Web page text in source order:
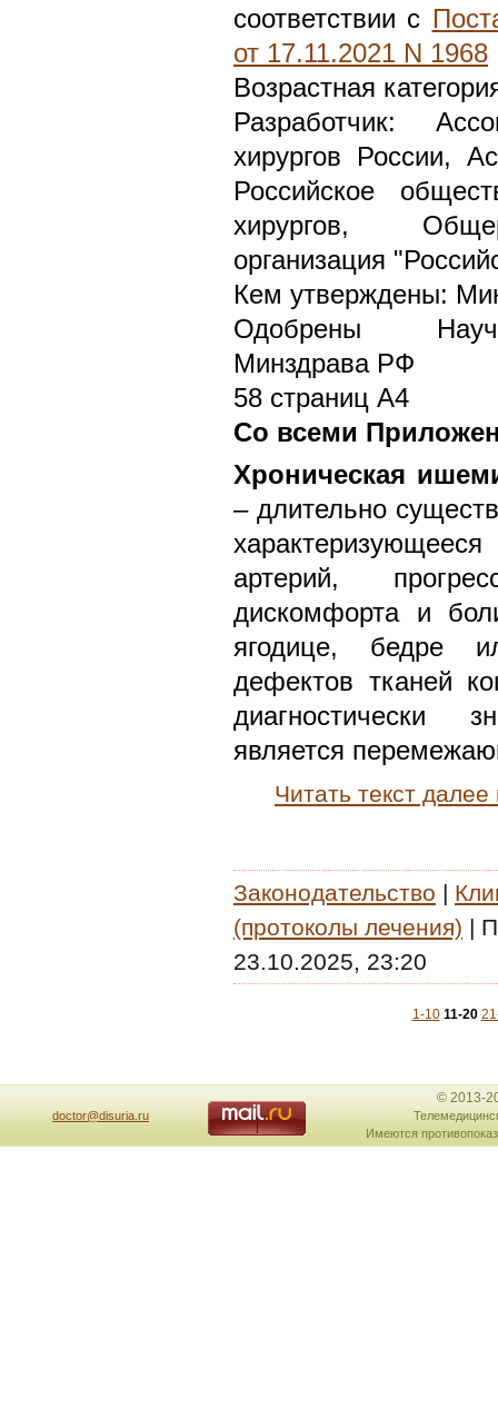
соответствии с
от 17.11.2021 N 1968
Возрастная
Разработчик:
хирургов России,
Российское
хирургов,
организация
Кем утверждены:
Одобрены
Минздрава РФ
58 страниц А4
Со всеми
Хроническая
– длительно
артерий,
дискомфорта и
ягодице, бедре
дефектов тканей
диагностически
является
Читать текст
Законодательство |
(протоколы лечения) |
23.10.2025, 23:20
1-10 11-20
doctor@disuria.ru
© 2013-
Имеются